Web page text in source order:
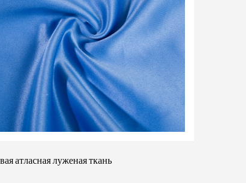
900D Восковая уплотнительная пленка Ткань